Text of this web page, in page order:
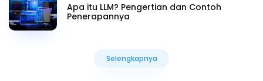
Apa itu LLM? Pengertian dan Contoh
Penerapannya
Selengkapnya